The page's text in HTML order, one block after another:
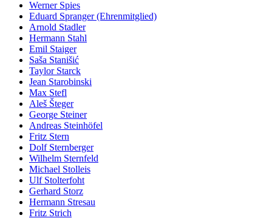
Werner Spies
Eduard Spranger (Ehrenmitglied)
Arnold Stadler
Hermann Stahl
Emil Staiger
Saša Stanišić
Taylor Starck
Jean Starobinski
Max Stefl
Aleš Šteger
George Steiner
Andreas Steinhöfel
Fritz Stern
Dolf Sternberger
Wilhelm Sternfeld
Michael Stolleis
Ulf Stolterfoht
Gerhard Storz
Hermann Stresau
Fritz Strich